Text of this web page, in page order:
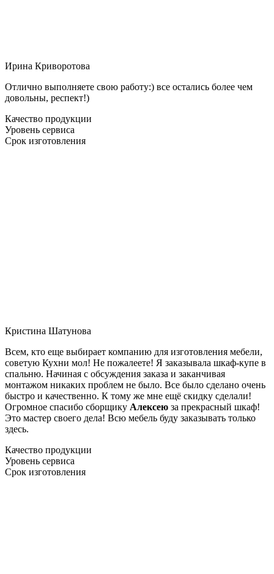
Ирина Криворотова
Отлично выполняете свою работу:) все остались более чем
довольны, респект!)
Качество продукции
Уровень сервиса
Срок изготовления
Кристина Шатунова
Всем, кто еще выбирает компанию для изготовления мебели,
советую Кухни мол! Не пожалеете! Я заказывала шкаф-купе в
спальню. Начиная с обсуждения заказа и заканчивая
монтажом никаких проблем не было. Все было сделано очень
быстро и качественно. К тому же мне ещё скидку сделали!
Огромное спасибо сборщику Алексею за прекрасный шкаф!
Это мастер своего дела! Всю мебель буду заказывать только
здесь.
Качество продукции
Уровень сервиса
Срок изготовления